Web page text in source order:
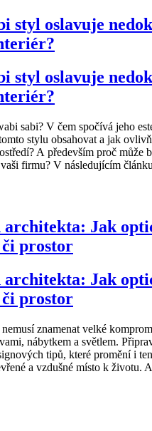
styl oslavuje
styl oslavuje
sabi? V čem spočívá jeho
stylu obsahovat a jak
A především proč může
firmu? V následujícím
architekta: Jak
prostor
architekta: Jak
prostor
znamenat velké
nábytkem a světlem.
tipů, které promění i
a vzdušné místo k životu.